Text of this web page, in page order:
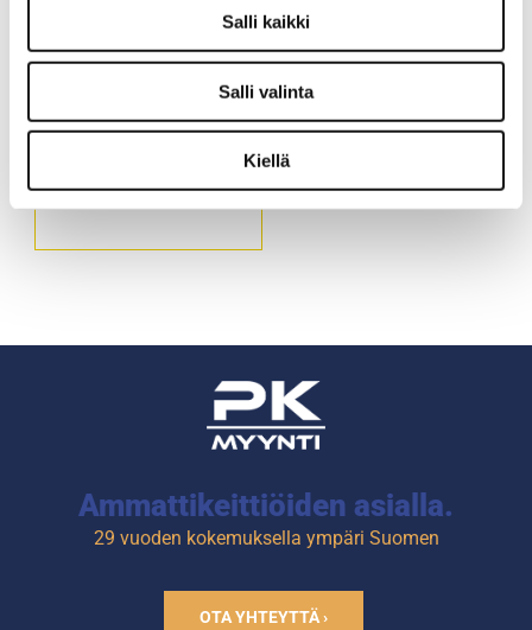
Salli kaikki
Salli valinta
Kiellä
puhdistusskrapan
Tuotekoodi: 4058.
Ammattikeittiöiden asialla.
29 vuoden kokemuksella ympäri Suomen
OTA YHTEYTTÄ ›